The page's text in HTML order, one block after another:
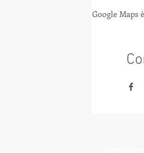
Google Maps